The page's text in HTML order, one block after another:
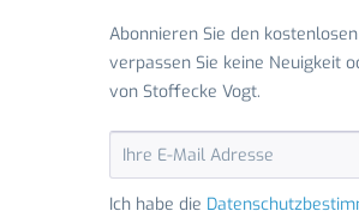
Abonnieren Sie den
verpassen Sie keine Neuigkeit
von Stoffecke Vogt.
Ich habe die